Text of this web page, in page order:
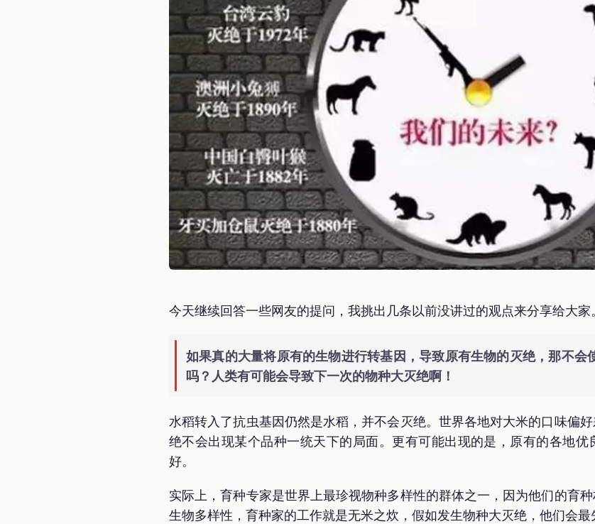
今天继续回答一些网友的提问，我挑出几条以前没讲过的观点来分享给大家。
如果真的大量将原有的生物进行转基因，导致原有生物的灭绝，那不会
吗？人类有可能会导致下一次的物种大灭绝啊！
水稻转入了抗虫基因仍然是水稻，并不会灭绝。世界各地对大米的口味偏
绝不会出现某个品种一统天下的局面。更有可能出现的是，原有的各地
好。
实际上，育种专家是世界上最珍视物种多样性的群体之一，因为他们的育
生物多样性，育种家的工作就是无米之炊，假如发生物种大灭绝，他们会最